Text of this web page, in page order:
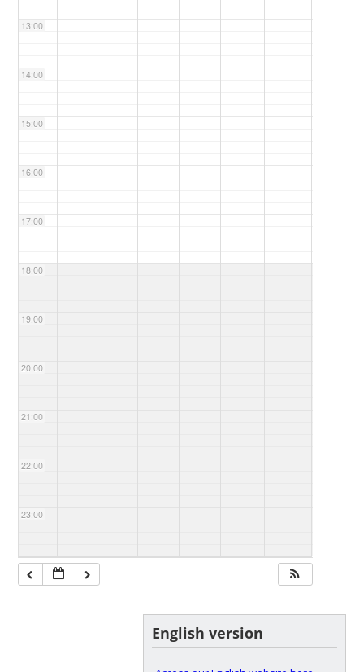
13:00
14:00
15:00
16:00
17:00
18:00
19:00
20:00
21:00
22:00
23:00
English version